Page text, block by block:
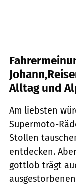
Alltag und
Am liebsten
Supermoto-
Stollen
entdecken.
gottlob trägt